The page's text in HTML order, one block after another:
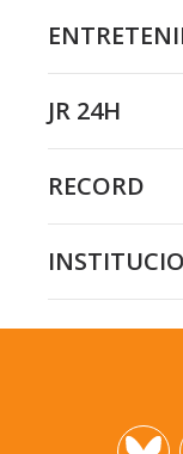
JR 24H
RECORD